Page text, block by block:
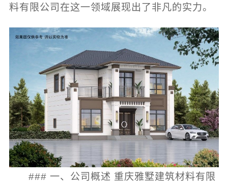
料有限公司在这一领域展现出了非凡的实力。
### 一、公司概述 重庆雅墅建筑材料有限